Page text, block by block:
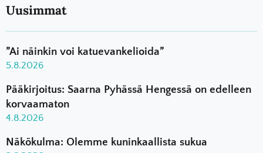
Uusimmat
”Ai näinkin voi katuevankelioida”
5.8.2026
Pääkirjoitus: Saarna Pyhässä Hengessä on edelleen
korvaamaton
4.8.2026
Näkökulma: Olemme kuninkaallista sukua